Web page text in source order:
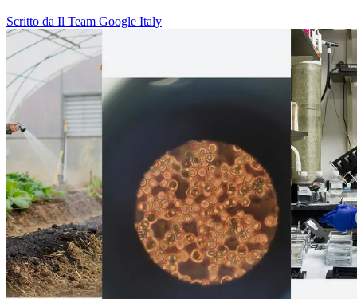
Scritto da Il Team Google Italy